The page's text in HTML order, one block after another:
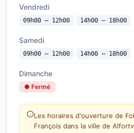
Vendredi
09h00 — 12h00 14h00 — 18h00
Samedi
09h00 — 12h00 14h00 — 18h00
Dimanche
● Fermé
Les horaires d'ouverture de
François dans la ville de